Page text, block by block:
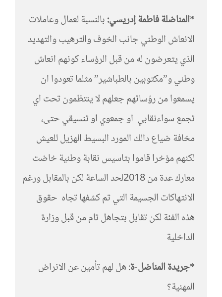
*المناضلة فاطمة إدريسي:بالنسبة لعمال وعاملات
الانعاش الوطني جانب الخوف والترهيب والتهديد
الذي يتعرضون له من قبل الرؤساء كونهم انعاش
وطني و”مكتوبين بالطباشير” مثلما تعودوا ان
يسمعوا من رؤسائهم جعلهم لا ينتظمون تحت اي
تجمع سواءنقابي او جمعوي او تنسيقي حتى،
مخافة ضياع دالك المورد البسيط الهزيل للعيش
لكنهم مؤخرا قاموا بتاسيس نقابة وطنية خاضت
معارك عدة من 2018لحد الساعة لكن بالمقابل ورغم
الانتهاكات الجسيمة التي تم كشفها تجاه حقوق
هذه الفئة لكن تقابل بتجاهل تام من قبل وزارة
الداخلية
*جريدة المناضل-ة: هل لهم تأمين عن الانراض
المهنية؟